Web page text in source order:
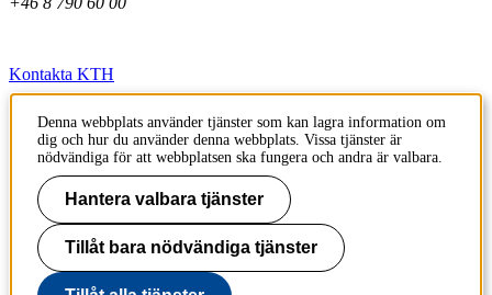
Kontakta KTH
Jobba på KTH
Press och media
Faktura och betalning KTH
Om KTH:s webbplatser
Tillgänglighetsredogörelse
Denna webbplats använder tjänster som kan lagra information om
dig och hur du använder denna webbplats. Vissa tjänster är
nödvändiga för att webbplatsen ska fungera och andra är valbara.
Hantera valbara tjänster
Tillåt bara nödvändiga tjänster